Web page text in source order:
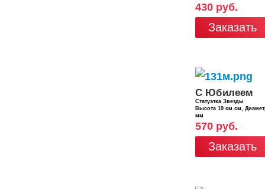
430 руб.
Заказать
С Юбилеем
Статуэтка Звезды
Высота 19 см см,
мм
570 руб.
Заказать